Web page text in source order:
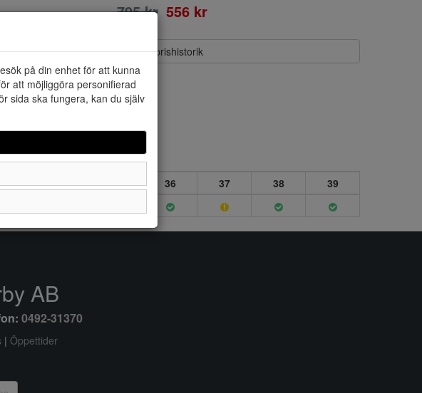
795 kr 556 kr
Visa prishistorik
33 34 35 36 37 38
39
på din enhet för att kunna
att möjliggöra personifierad
sida ska fungera, kan du själv
AB
0492-31370
| Öppettider